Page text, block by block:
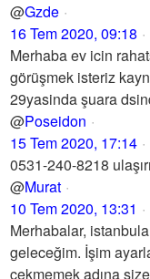
@Gzde
16 Tem 2020, 09:18
Merhaba ev icin
görüşmek isteriz
29yasinda şuara
@Poseidon
15 Tem 2020, 17:14
0531-240-8218
@Murat
10 Tem 2020, 13:31
Merhabalar,
geleceğim. İşim
cekmemek adına